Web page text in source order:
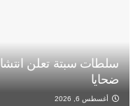
ضحايا
أغسطس 6, 2026